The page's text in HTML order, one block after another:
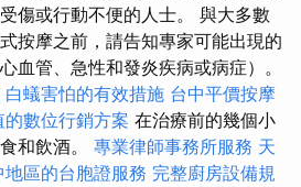
傷或行動不便的人士。 與大多數
按摩之前，請告知專家可能出現的
血管、急性和發炎疾病或病症）。
白蟻害怕的有效措施 台中平價按摩
數位行銷方案 在治療前的幾個小
和飲酒。 專業律師事務所服務 天
地區的台胞證服務 完整廚房設備規